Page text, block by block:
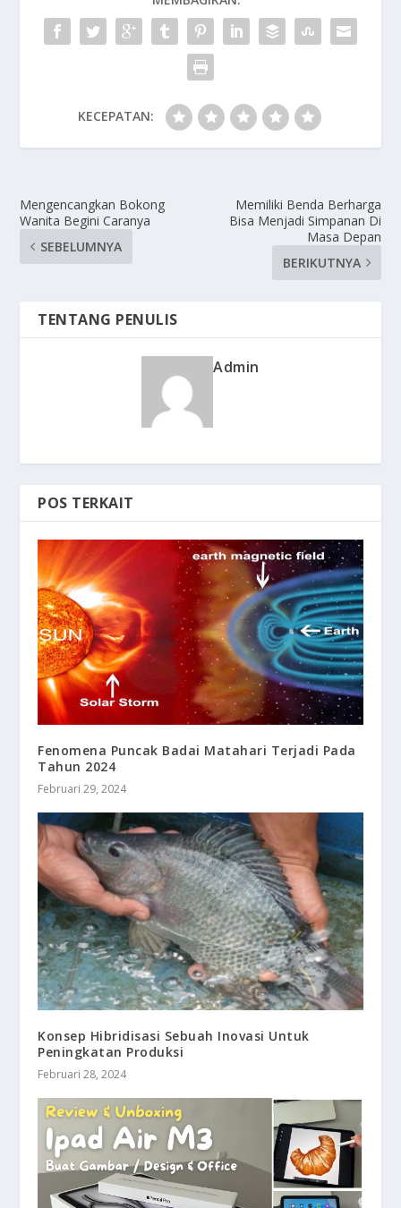
KECEPATAN:
Mengencangkan Bokong
Wanita Begini Caranya
SEBELUMNYA
Memiliki Benda Berharga
Bisa Menjadi Simpanan Di
Masa Depan
BERIKUTNYA
TENTANG PENULIS
Admin
POS TERKAIT
Fenomena Puncak Badai Matahari Terjadi Pada
Tahun 2024
Februari 29, 2024
Konsep Hibridisasi Sebuah Inovasi Untuk
Peningkatan Produksi
Februari 28, 2024